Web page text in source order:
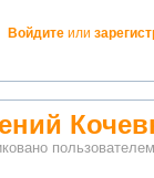
Войдите или
пользователем